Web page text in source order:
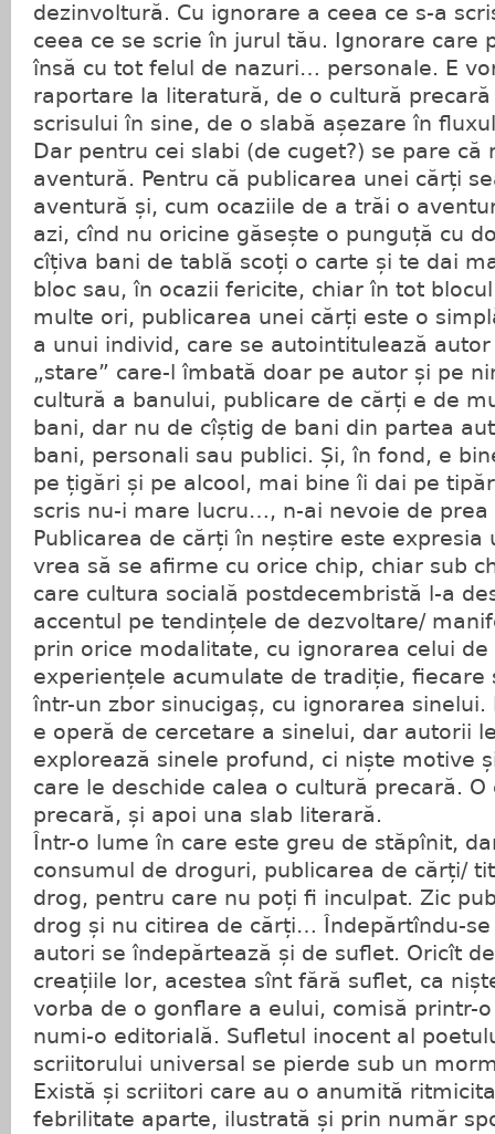
dezinvoltură. Cu ignorare a ceea ce s-a
ceea ce se scrie în jurul tău. Ignorare care
însă cu tot felul de nazuri… personale. E
raportare la literatură, de o cultură
scrisului în sine, de o slabă așezare în
Dar pentru cei slabi (de cuget?) se pare că
aventură. Pentru că publicarea unei cărți
aventură și, cum ocaziile de a trăi o
azi, cînd nu oricine găsește o punguță cu
cîțiva bani de tablă scoți o carte și te dai
bloc sau, în ocazii fericite, chiar în tot
multe ori, publicarea unei cărți este o
a unui individ, care se autointitulează
„stare” care-l îmbată doar pe autor și pe
cultură a banului, publicare de cărți e de
bani, dar nu de cîștig de bani din partea
bani, personali sau publici. Și, în fond, e
pe țigări și pe alcool, mai bine îi dai pe
scris nu-i mare lucru…, n-ai nevoie de
Publicarea de cărți în neștire este expresia
vrea să se afirme cu orice chip, chiar sub
care cultura socială postdecembristă l-a
accentul pe tendințele de dezvoltare/
prin orice modalitate, cu ignorarea celui
experiențele acumulate de tradiție, fiecare
într-un zbor sinucigaș, cu ignorarea sinelui.
e operă de cercetare a sinelui, dar autorii
explorează sinele profund, ci niște motive
care le deschide calea o cultură precară.
precară, și apoi una slab literară.
Într-o lume în care este greu de stăpînit,
consumul de droguri, publicarea de cărți/
drog, pentru care nu poți fi inculpat. Zic
drog și nu citirea de cărți… Îndepărtîndu-
autori se îndepărtează și de suflet. Oricît
creațiile lor, acestea sînt fără suflet, ca
vorba de o gonflare a eului, comisă printr-
numi-o editorială. Sufletul inocent al
scriitorului universal se pierde sub un
Există și scriitori care au o anumită
febrilitate aparte, ilustrată și prin număr